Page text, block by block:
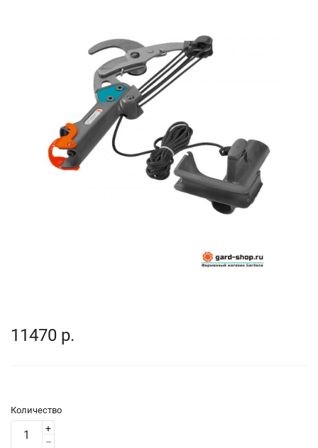
11470 р.
Количество
+
–